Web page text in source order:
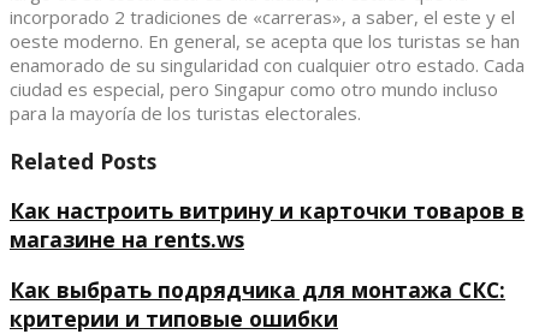
incorporado 2 tradiciones de «carreras», a saber, el este y el
oeste moderno. En general, se acepta que los turistas se han
enamorado de su singularidad con cualquier otro estado. Cada
ciudad es especial, pero Singapur como otro mundo incluso
para la mayoría de los turistas electorales.
Related Posts
Как настроить витрину и карточки товаров в
магазине на rents.ws
Как выбрать подрядчика для монтажа СКС:
критерии и типовые ошибки